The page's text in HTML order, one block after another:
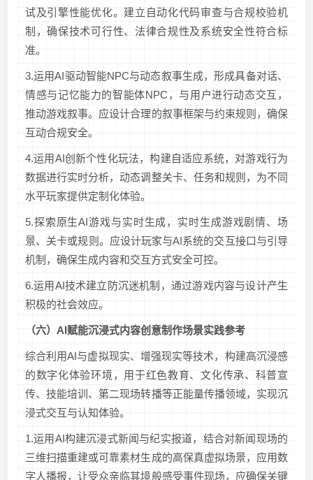
试及引擎性能优化。建立自动化代码审查与合规校验机
制，确保技术可行性、法律合规性及系统安全性符合标
准。
3.运用AI驱动智能NPC与动态叙事生成，形成具备对话、
情感与记忆能力的智能体NPC，与用户进行动态交互，
推动游戏叙事。应设计合理的叙事框架与约束规则，确保
互动合规安全。
4.运用AI创新个性化玩法，构建自适应系统，对游戏行为
数据进行实时分析，动态调整关卡、任务和规则，为不同
水平玩家提供定制化体验。
5.探索原生AI游戏与实时生成，实时生成游戏剧情、场
景、关卡或规则。应设计玩家与AI系统的交互接口与引导
机制，确保生成内容和交互方式安全可控。
6.运用AI技术建立防沉迷机制，通过游戏内容与设计产生
积极的社会效应。
（六） AI赋能沉浸式内容创意制作场景实践参考
综合利用AI与虚拟现实、增强现实等技术，构建高沉浸感
的数字化体验环境，用于红色教育、文化传承、科普宣
传、技能培训、第二现场转播等正能量传播领域，实现沉
浸式交互与认知体验。
1.运用AI构建沉浸式新闻与纪实报道，结合对新闻现场的
三维扫描重建或可靠素材生成的高保真虚拟场景，应用数
字人播报，让受众亲临其境般感受事件现场，应确保关键